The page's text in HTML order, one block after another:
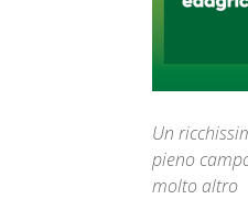
Un
pieno
molto altro